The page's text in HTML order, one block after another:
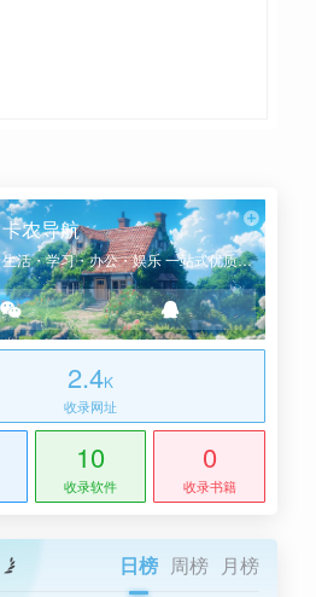
卡农导航
生活・学习・办公・娱乐 一站式优质网址导航
2.4K
收录网址
10
收录软件
0
收录书籍
日榜 周榜 月榜